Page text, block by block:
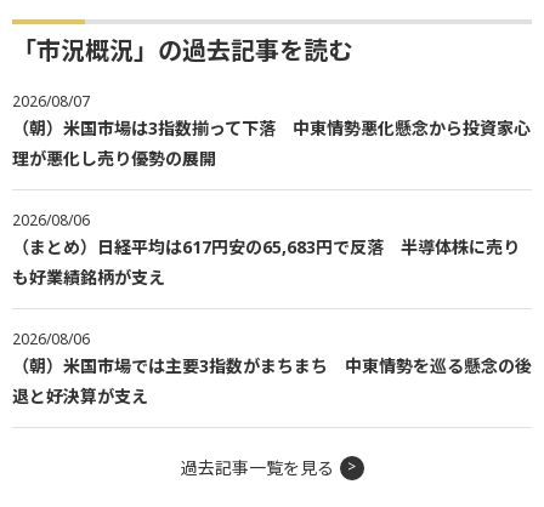
「市況概況」の過去記事を読む
2026/08/07
（朝）米国市場は3指数揃って下落 中東情勢悪化懸念から投資家心
理が悪化し売り優勢の展開
2026/08/06
（まとめ）日経平均は617円安の65,683円で反落 半導体株に売り
も好業績銘柄が支え
2026/08/06
（朝）米国市場では主要3指数がまちまち 中東情勢を巡る懸念の後
退と好決算が支え
過去記事一覧を見る